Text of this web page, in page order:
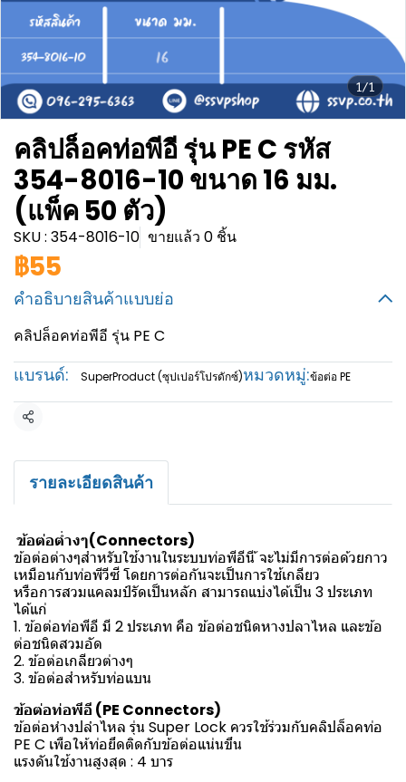
1/1
คลิปล็อคท่อพีอี รุ่น PE C รหัส
354-8016-10 ขนาด 16 มม.
(แพ็ค 50 ตัว)
SKU : 354-8016-10 ขายแล้ว 0 ชิ้น
฿55
คำอธิบายสินค้าแบบย่อ
คลิปล็อคท่อพีอี รุ่น PE C
แบรนด์: SuperProduct (ซุปเปอร์โปรดักซ์)หมวดหมู่:ข้อต่อ PE
แชร์
รายละเอียดสินค้า
ข้อต่อต่ำงๆ(Connectors)
ข้อต่อต่างๆสำหรับใช้งานในระบบท่อพีอีนี ้จะไม่มีการต่อด้วยกาว
เหมือนกับท่อพีวีซี โดยการต่อกันจะเป็นการใช้เกลียว
หรือการสวมแคลมป์รัดเป็นหลัก สามารถแบ่งได้เป็น 3 ประเภท
ได้แก่
1. ข้อต่อท่อพีอี มี 2 ประเภท คือ ข้อต่อชนิดหางปลาไหล และข้อ
ต่อชนิดสวมอัด
2. ข้อต่อเกลียวต่างๆ
3. ข้อต่อสำหรับท่อแบน
ข้อต่อท่อพีอี (PE Connectors)
ข้อต่อหำงปลำไหล รุ่น Super Lock ควรใช้ร่วมกับคลิปล็อคท่อ
PE C เพือให้ท่อยึดติดกับข้อต่อแน่นขึน
แรงดันใช้งานสูงสุด : 4 บาร